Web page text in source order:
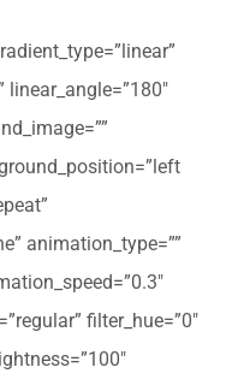
linear_angle=”180″
animation_type=””
filter_hue=”0″